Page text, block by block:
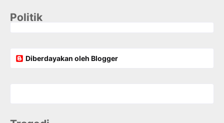
Politik
Diberdayakan oleh Blogger